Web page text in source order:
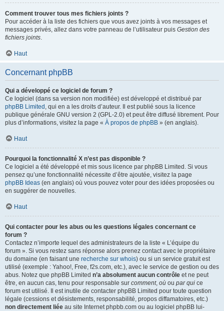
Comment trouver tous mes fichiers joints ?
Pour accéder à la liste des fichiers que vous avez joints à vos messages et
messages privés, allez dans votre panneau de l’utilisateur puis Gestion des
fichiers joints.
Haut
Concernant phpBB
Qui a développé ce logiciel de forum ?
Ce logiciel (dans sa version non modifiée) est développé et distribué par
phpBB Limited , qui en a les droits d’auteur. Il est publié sous la licence
publique générale GNU version 2 (GPL-2.0) et peut être diffusé librement. Pour
plus d’informations, visitez la page « À propos de phpBB » (en anglais).
Haut
Pourquoi la fonctionnalité X n’est pas disponible ?
Ce logiciel a été développé et mis sous licence par phpBB Limited. Si vous
pensez qu’une fonctionnalité nécessite d’être ajoutée, visitez la page
phpBB Ideas (en anglais) où vous pouvez voter pour des idées proposées ou
en suggérer de nouvelles.
Haut
Qui contacter pour les abus ou les questions légales concernant ce
forum ?
Contactez n’importe lequel des administrateurs de la liste « L’équipe du
forum ». Si vous restez sans réponse alors prenez contact avec le propriétaire
du domaine (en faisant une recherche sur whois) ou si un service gratuit est
utilisé (exemple : Yahoo!, Free, f2s.com, etc.), avec le service de gestion ou des
abus. Notez que phpBB Limited n’a absolument aucun contrôle et ne peut
être, en aucun cas, tenu pour responsable sur comment, où ou par qui ce
forum est utilisé. Il est inutile de contacter phpBB Limited pour toute question
légale (cessions et désistements, responsabilité, propos diffamatoires, etc.)
non directement liée au site Internet phpbb.com ou au logiciel phpBB lui-